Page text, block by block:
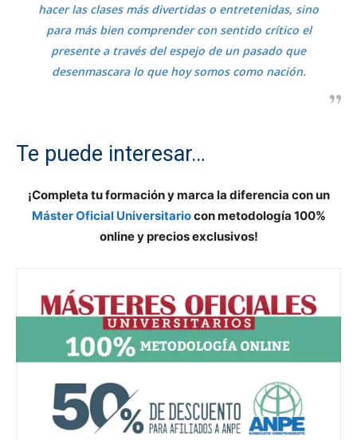
hacer las clases más divertidas o entretenidas, sino
para más bien comprender con sentido crítico el
presente a través del espejo de un pasado que
desenmascara lo que hoy somos como nación.
Te puede interesar…
¡Completa tu formación y marca la diferencia con un
Máster Oficial Universitariocon metodología 100%
online y precios exclusivos!